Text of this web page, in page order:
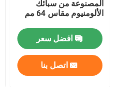
المصنوعة من سبائك
الألومنيوم مقاس 64 مم
افضل سعر
اتصل بنا